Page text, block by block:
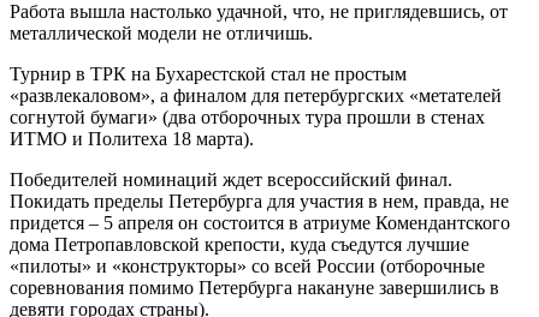
Работа вышла настолько удачной, что, не приглядевшись, от
металлической модели не отличишь.
Турнир в ТРК на Бухарестской стал не простым
«развлекаловом», а финалом для петербургских «метателей
согнутой бумаги» (два отборочных тура прошли в стенах
ИТМО и Политеха 18 марта).
Победителей номинаций ждет всероссийский финал.
Покидать пределы Петербурга для участия в нем, правда, не
придется – 5 апреля он состоится в атриуме Комендантского
дома Петропавловской крепости, куда съедутся лучшие
«пилоты» и «конструкторы» со всей России (отборочные
соревнования помимо Петербурга накануне завершились в
девяти городах страны).